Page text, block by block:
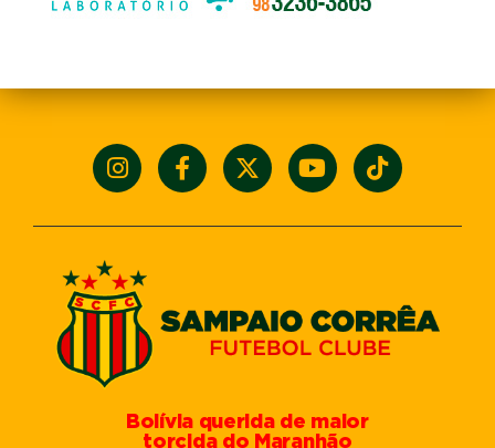
Bolívia querida de maior
torcida do Maranhão